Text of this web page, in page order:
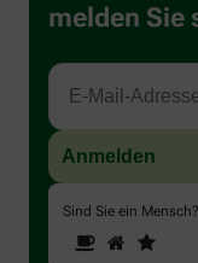
melden Sie
Sind Sie ein
Sie
1 2